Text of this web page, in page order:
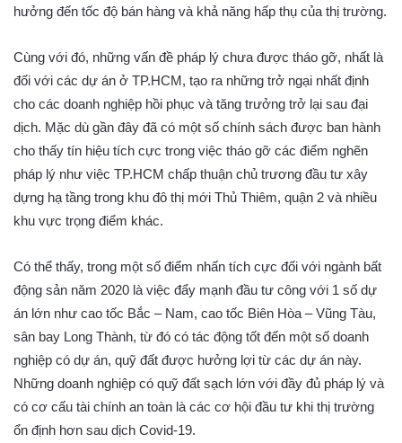
hưởng đến tốc độ bán hàng và khả năng hấp thụ của thị trường.
Cùng với đó, những vấn đề pháp lý chưa được tháo gỡ, nhất là
đối với các dự án ở TP.HCM, tạo ra những trở ngại nhất định
cho các doanh nghiệp hồi phục và tăng trưởng trở lại sau đại
dịch. Mặc dù gần đây đã có một số chính sách được ban hành
cho thấy tín hiệu tích cực trong việc tháo gỡ các điểm nghẽn
pháp lý như việc TP.HCM chấp thuận chủ trương đầu tư xây
dựng hạ tầng trong khu đô thị mới Thủ Thiêm, quận 2 và nhiều
khu vực trọng điểm khác.
Có thể thấy, trong một số điểm nhấn tích cực đối với ngành bất
động sản năm 2020 là việc đẩy mạnh đầu tư công với 1 số dự
án lớn như cao tốc Bắc – Nam, cao tốc Biên Hòa – Vũng Tàu,
sân bay Long Thành, từ đó có tác động tốt đến một số doanh
nghiệp có dự án, quỹ đất được hưởng lợi từ các dự án này.
Những doanh nghiệp có quỹ đất sạch lớn với đầy đủ pháp lý và
có cơ cấu tài chính an toàn là các cơ hội đầu tư khi thị trường
ổn định hơn sau dịch Covid-19.